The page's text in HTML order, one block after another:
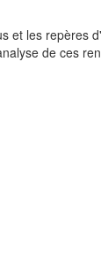
et les repères
de ces